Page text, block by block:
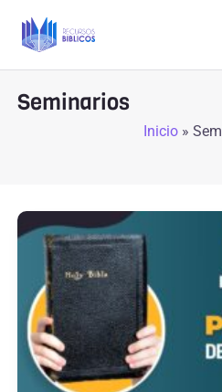
Seminarios
Inicio »